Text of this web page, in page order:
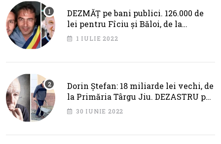
DEZMĂȚ pe bani publici. 126.000 de
lei pentru Fîciu și Băloi, de la
primarul Cotojman
1 IULIE 2022
Dorin Ștefan: 18 miliarde lei vechi, de
la Primăria Târgu Jiu. DEZASTRU pe
AXA BRÂNCUȘI
30 IUNIE 2022